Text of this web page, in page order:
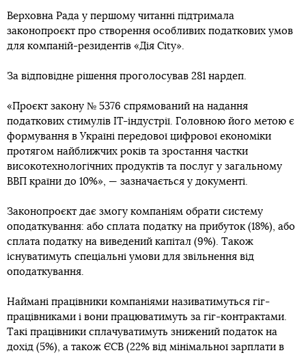
Верховна Рада у першому читанні підтримала
законопроєкт про створення особливих податкових умов
для компаній-резидентів «Дія City».
За відповідне рішення проголосував 281 нардеп.
«Проєкт закону № 5376 спрямований на надання
податкових стимулів ІТ-індустрії. Головною його метою є
формування в Україні передової цифрової економіки
протягом найближчих років та зростання частки
високотехнологічних продуктів та послуг у загальному
ВВП країни до 10%», — зазначається у документі.
Законопроєкт дає змогу компаніям обрати систему
оподаткування: або сплата податку на прибуток (18%), або
сплата податку на виведений капітал (9%). Також
існуватимуть спеціальні умови для звільнення від
оподаткування.
Наймані працівники компаніями називатимуться гіг-
працівниками і вони працюватимуть за гіг-контрактами.
Такі працівники сплачуватимуть знижений податок на
дохід (5%), а також ЄСВ (22% від мінімальної зарплати в